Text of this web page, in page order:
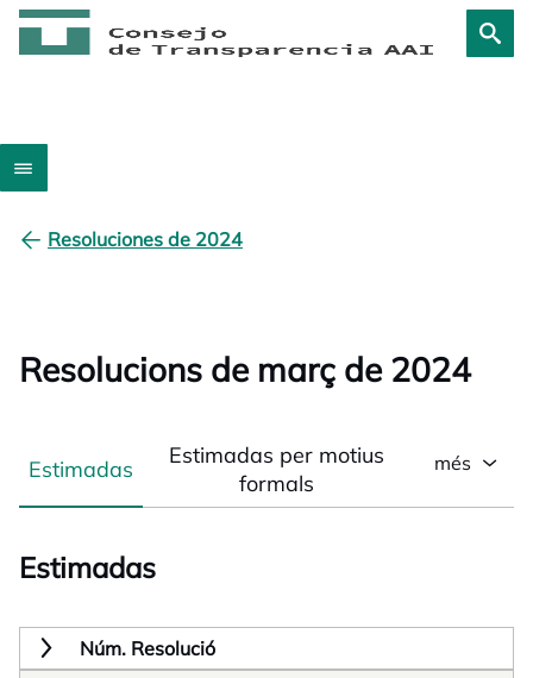
Resoluciones de 2024
Resolucions de març de 2024
Estimadas
Estimadas per motius
formals
més
Estimadas
Núm. Resolució